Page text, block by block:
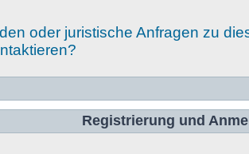
oder juristische Anfragen zu
Registrierung und